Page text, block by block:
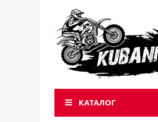
КАТАЛОГ